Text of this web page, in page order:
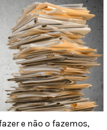
e não o fazemos,